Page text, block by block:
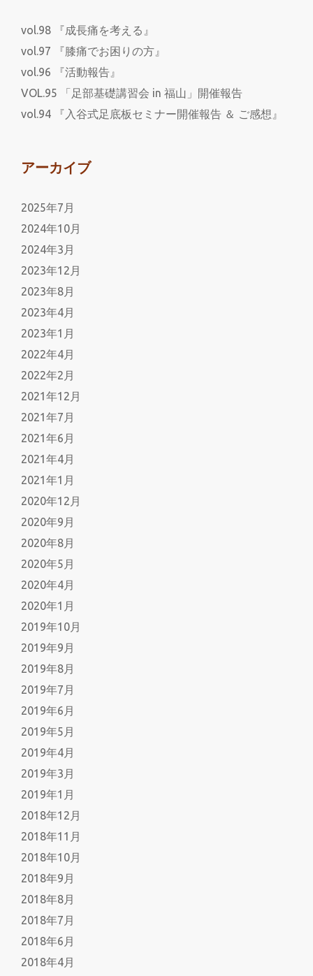
vol.98 『成長痛を考える』
vol.97 『膝痛でお困りの方』
vol.96 『活動報告』
VOL.95 「足部基礎講習会 in 福山」開催報告
vol.94 『入谷式足底板セミナー開催報告 ＆ ご感想』
アーカイブ
2025年7月
2024年10月
2024年3月
2023年12月
2023年8月
2023年4月
2023年1月
2022年4月
2022年2月
2021年12月
2021年7月
2021年6月
2021年4月
2021年1月
2020年12月
2020年9月
2020年8月
2020年5月
2020年4月
2020年1月
2019年10月
2019年9月
2019年8月
2019年7月
2019年6月
2019年5月
2019年4月
2019年3月
2019年1月
2018年12月
2018年11月
2018年10月
2018年9月
2018年8月
2018年7月
2018年6月
2018年4月